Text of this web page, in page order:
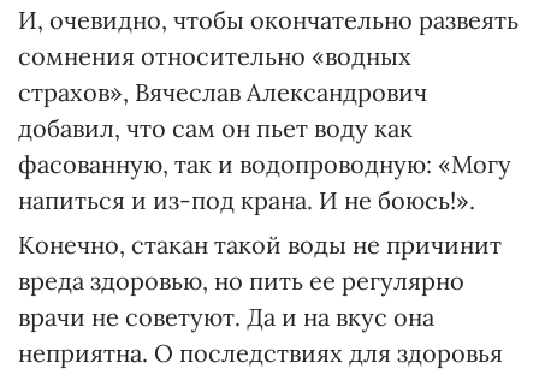
И, очевидно, чтобы окончательно развеять
сомнения относительно «водных
страхов», Вячеслав Александрович
добавил, что сам он пьет воду как
фасованную, так и водопроводную: «Могу
напиться и из-под крана. И не боюсь!».
Конечно, стакан такой воды не причинит
вреда здоровью, но пить ее регулярно
врачи не советуют. Да и на вкус она
неприятна. О последствиях для здоровья